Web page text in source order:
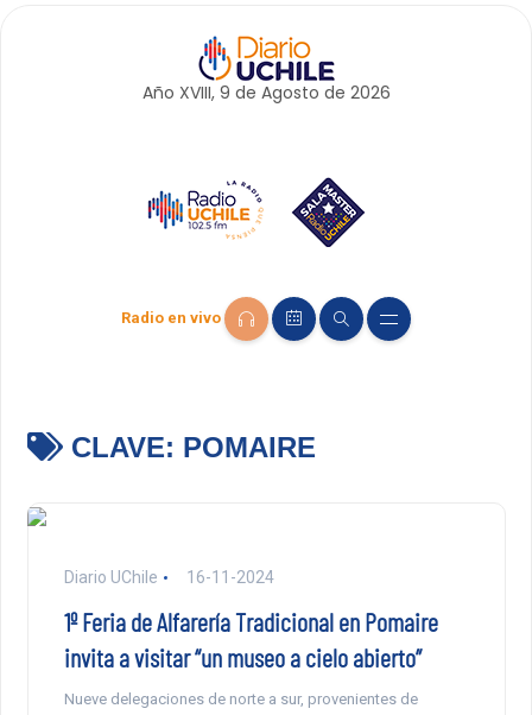
Año XVIII, 9 de Agosto de 2026
Radio en vivo
CLAVE: POMAIRE
Diario UChile 16-11-2024
1º Feria de Alfarería Tradicional en Pomaire
invita a visitar “un museo a cielo abierto”
Nueve delegaciones de norte a sur, provenientes de